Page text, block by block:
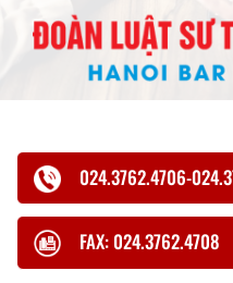
024.3762.4706-
FAX: 024.3762.4708